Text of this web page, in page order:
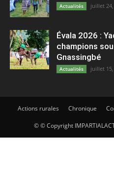
Actualités juillet
Évala 2026 :
champions
Gnassingbé
Actualités juillet
Actions rurales Chronique
© © Copyright